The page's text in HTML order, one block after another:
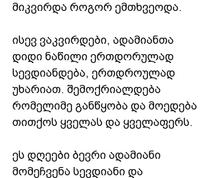
მიკვირდა როგორ ემთხვეოდა.
ისევ ვაკვირდები, ადამიანთა
დიდი ნაწილი ერთდორულად
სევდიანდება, ერთდროულად
უხარიათ. შემოქრიალდება
რომელიმე განწყობა და მოედება
თითქოს ყველას და ყველაფერს.
ეს დღეები ბევრი ადამიანი
მომეჩვენა სევდიანი და